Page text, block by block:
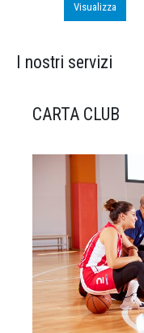
Visualizza
I nostri servizi
CARTA CLUB